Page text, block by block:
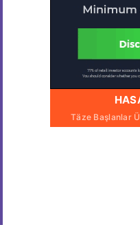
Täze Başlanlar